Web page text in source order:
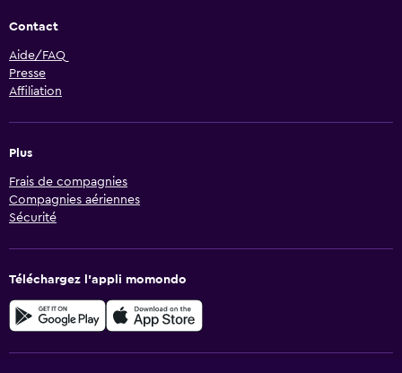
Contact
Aide/FAQ
Presse
Affiliation
Plus
Frais de compagnies
Compagnies aériennes
Sécurité
Téléchargez l’appli momondo